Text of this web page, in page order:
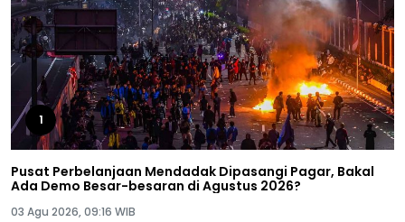
1
Pusat Perbelanjaan Mendadak Dipasangi Pagar, Bakal
Ada Demo Besar-besaran di Agustus 2026?
03 Agu 2026, 09:16 WIB